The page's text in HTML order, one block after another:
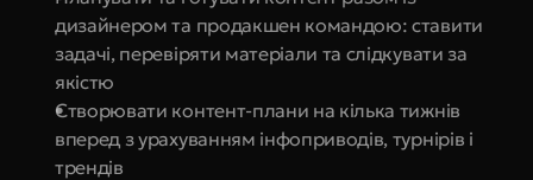
дизайнером та продакшен командою: ставити
задачі, перевіряти матеріали та слідкувати за
якістю
Створювати контент-плани на кілька тижнів
вперед з урахуванням інфоприводів, турнірів і
трендів